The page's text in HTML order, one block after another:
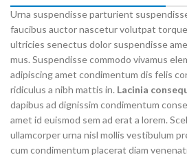
Urna suspendisse parturient
faucibus auctor nascetur volutpat
ultricies senectus dolor suspendisse
mus. Suspendisse commodo vivamus
adipiscing amet condimentum dis felis
ridiculus a nibh mattis in. Lacinia
dapibus ad dignissim condimentum
amet id euismod sem ad erat a lorem.
ullamcorper urna nisl mollis vestibulum
cum condimentum placerat diam